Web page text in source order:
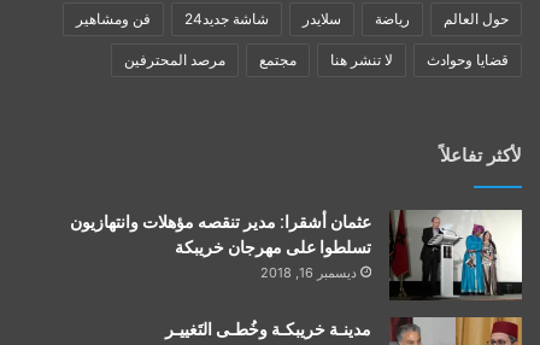
حول العالم رياضة سلايدر شاشة جديد24 فن ومشاهير
قضايا وحوادث لا تنشر هنا مجتمع مرصد المحترفين
لأكثر تفاعلاً
عثمان أشقرا: مدير تنقصه مؤهلات وانتهازيون
تسلطوا على مهرجان خريبكة
ديسمبر 16, 2018
مدينـة خريبكـة وخُطـى التَغييـر